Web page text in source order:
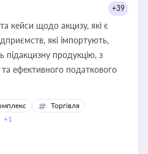
+39
кейси щодо акцизу, які є
які імпортують,
підакцизну продукцію, з
ефективного податкового
Торгівля
+1